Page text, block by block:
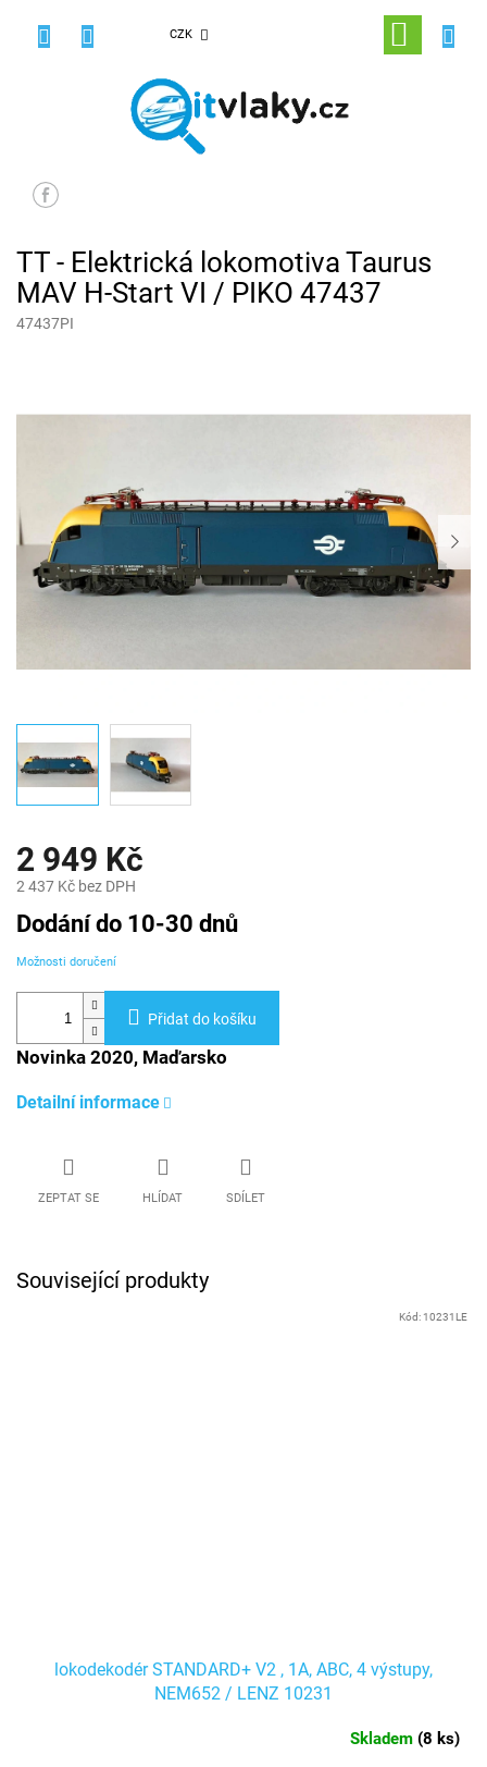
CZK
NÁKUPNÍ
KOŠÍK
TT - Elektrická lokomotiva Taurus
MAV H-Start VI / PIKO 47437
47437PI
2 949 Kč
2 437 Kč bez DPH
Měrná
cena:
Dodání do 10-30 dnů
Možnosti doručení
Přidat do košíku
Novinka 2020, Maďarsko
Detailní informace
ZEPTAT SE HLÍDAT SDÍLET
Související produkty
lokodekodér STANDARD+ V2 , 1A, ABC, 4 výstupy,
NEM652 / LENZ 10231
Skladem (8 ks)
Kód: 10231LE